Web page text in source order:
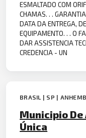
ESMALTADO COM
CHAMAS. . .
DATA DA ENTREGA,
EQUIPAMENTO. . . O
DAR ASSISTENCIA
CREDENCIA - UN
BRASIL | SP |
Municipio De
Única